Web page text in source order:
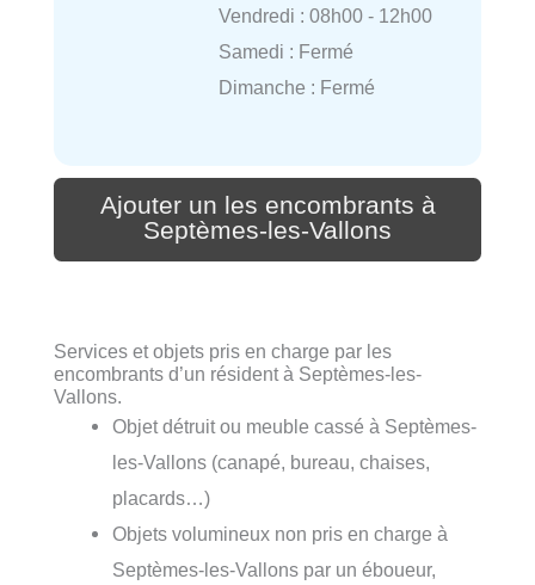
Vendredi : 08h00 - 12h00
Samedi : Fermé
Dimanche : Fermé
Ajouter un les encombrants à
Septèmes-les-Vallons
Services et objets pris en charge par les
encombrants d’un résident à Septèmes-les-
Vallons.
Objet détruit ou meuble cassé à Septèmes-
les-Vallons (canapé, bureau, chaises,
placards…)
Objets volumineux non pris en charge à
Septèmes-les-Vallons par un éboueur,